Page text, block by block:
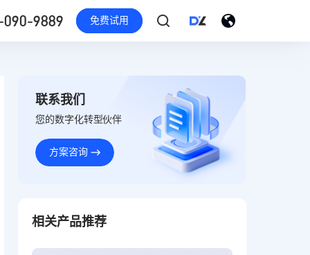
9889 免费试用
联系我们
您的数字化转型伙伴
方案咨询
相关产品推荐